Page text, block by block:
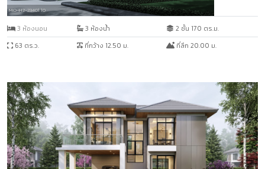
MO-H2-23401.10
3 ห้องนอน 3 ห้องน้ำ
2 ชั้น 170 ตร.ม.
63 ตร.ว.
ที่กว้าง 12.50 ม. ที่ลึก 20.00 ม.